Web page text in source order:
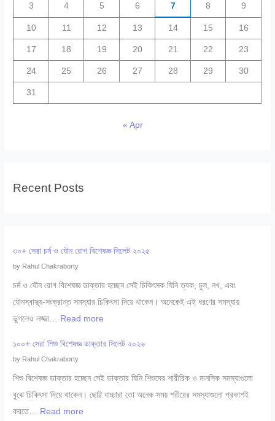
3 4 5 6 7 8 9
10 11 12 13 14 15 16
17 18 19 20 21 22 23
24 25 26 27 28 29 30
31
« Apr
Recent Posts
৩০+ সেরা চর্ম ও যৌন রোগ বিশেষজ্ঞ সিলেট ২০২৫
by Rahul Chakraborty
চর্ম ও যৌন রোগ বিশেষজ্ঞ ডাক্তার হচ্ছেন সেই চিকিৎসক যিনি ত্বক, চুল, নখ, এবং
যৌনস্বাস্থ্য-সংক্রান্ত সমস্যার চিকিৎসা দিয়ে থাকেন। অনেকেই এই ধরণের সমস্যায়
ভুগলেও লজ্জা… Read more
সে
১০০+ সেরা শিশু বিশেষজ্ঞ ডাক্তার সিলেট ২০২৬
by Rahul Chakraborty
শিশু বিশেষজ্ঞ ডাক্তার হচ্ছেন সেই ডাক্তার যিনি শিশুদের শারীরিক ও মানসিক সমস্যাগুলো
বুঝে চিকিৎসা দিয়ে থাকেন। ছোট্ট বাচ্চারা তো অনেক সময় শরীরের সমস্যাগুলো প্রকাশই
করতে… Read more